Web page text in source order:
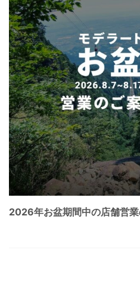
2026年お盆期間中の店舗営